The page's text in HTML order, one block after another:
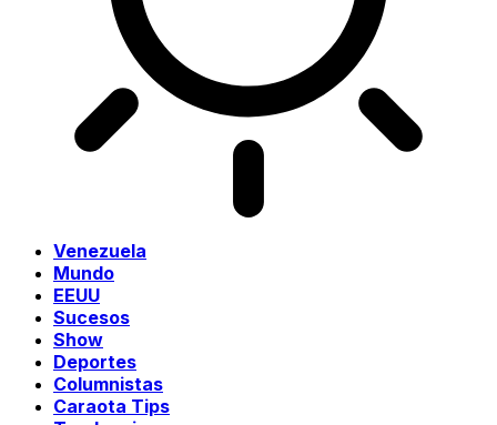
Venezuela
Mundo
EEUU
Sucesos
Show
Deportes
Columnistas
Caraota Tips